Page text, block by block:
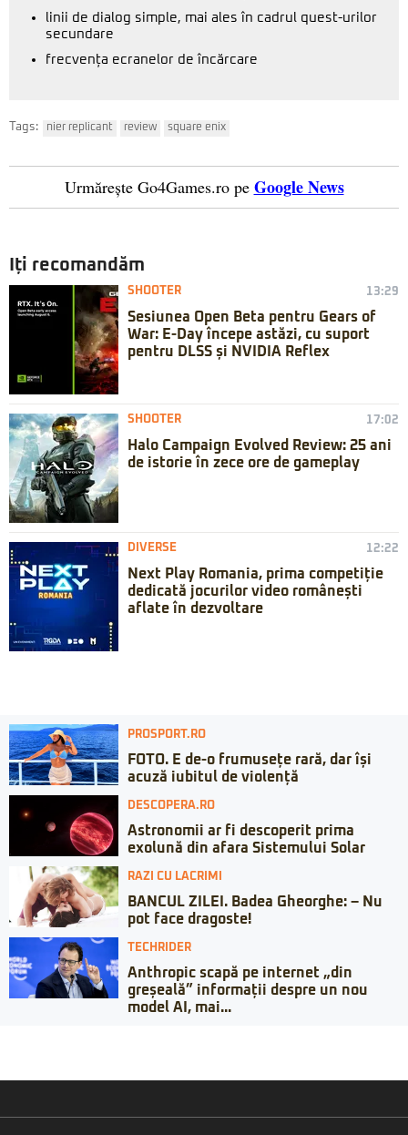
linii de dialog simple, mai ales în cadrul quest-urilor
secundare
frecvența ecranelor de încărcare
Tags: nier replicant review square enix
Urmărește Go4Games.ro pe Google News
Iți recomandăm
SHOOTER 13:29
Sesiunea Open Beta pentru Gears of
War: E-Day începe astăzi, cu suport
pentru DLSS și NVIDIA Reflex
SHOOTER 17:02
Halo Campaign Evolved Review: 25 ani
de istorie în zece ore de gameplay
DIVERSE 12:22
Next Play Romania, prima competiție
dedicată jocurilor video românești
aflate în dezvoltare
PROSPORT.RO
FOTO. E de-o frumusețe rară, dar își
acuză iubitul de violență
DESCOPERA.RO
Astronomii ar fi descoperit prima
exolună din afara Sistemului Solar
RAZI CU LACRIMI
BANCUL ZILEI. Badea Gheorghe: – Nu
pot face dragoste!
TECHRIDER
Anthropic scapă pe internet „din
greșeală” informații despre un nou
model AI, mai...